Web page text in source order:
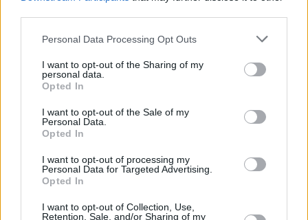
Please note that this website/app uses one or more Google
not limited to your visit or usage behaviour. You may click to
grant or deny consent to Google and its third-party tags to
use your data for below specified purposes in below Google
consent section.
Personal Data Processing Opt Outs
I want to opt-out of the Sharing of my
personal data.
Opted In
I want to opt-out of the Sale of my
Personal Data.
Opted In
I want to opt-out of processing my
Personal Data for Targeted Advertising.
Opted In
I want to opt-out of Collection, Use,
Retention, Sale, and/or Sharing of my
Τζούλιους Γιέγκο:
με προπονητή το…
Youtube!
21.08.2016, 23:49
άλλαξε τον αθλητισμό της
Ισπανίας!»